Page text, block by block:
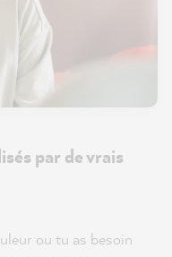
par de vrais
ou tu as besoin